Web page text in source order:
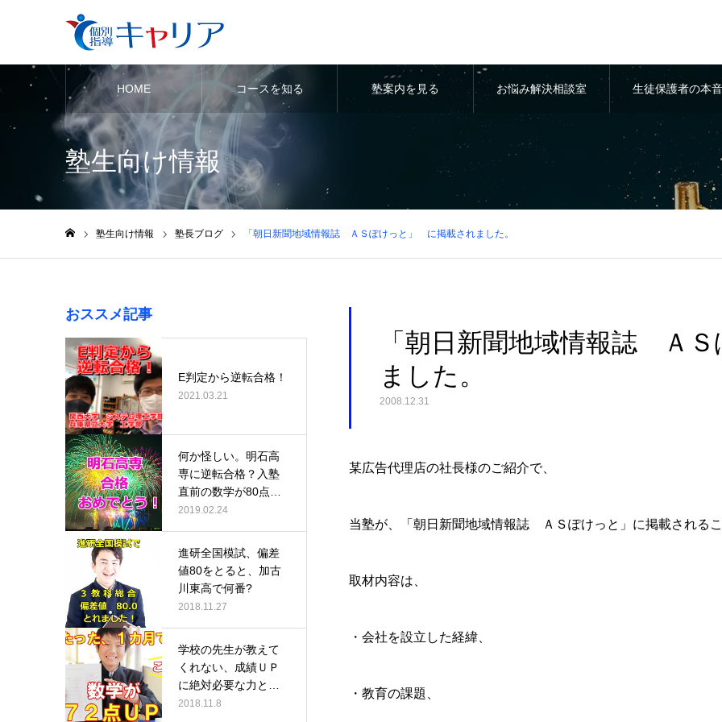
HOME コースを知る 塾案内を見る お悩み解決相談室 生徒保護者の本音
塾生向け情報
塾生向け情報 塾長ブログ 「朝日新聞地域情報誌 ＡＳぽけっと」 に掲載されました。
「朝日新聞地域情報誌 Ａ
ました。
2008.12.31
某広告代理店の社長様のご紹介で、
当塾が、「朝日新聞地域情報誌 ＡＳぽけっと」に掲載されるこ
取材内容は、
・会社を設立した経緯、
・教育の課題、
おススメ記事
E判定から逆転合格！
2021.03.21
何か怪しい。明石高
専に逆転合格？入塾
直前の数学が80点だ
ったのに、…
2019.02.24
進研全国模試、偏差
値80をとると、加古
川東高で何番?
2018.11.27
学校の先生が教えて
くれない、成績ＵＰ
に絶対必要な力と
は？
2018.11.8